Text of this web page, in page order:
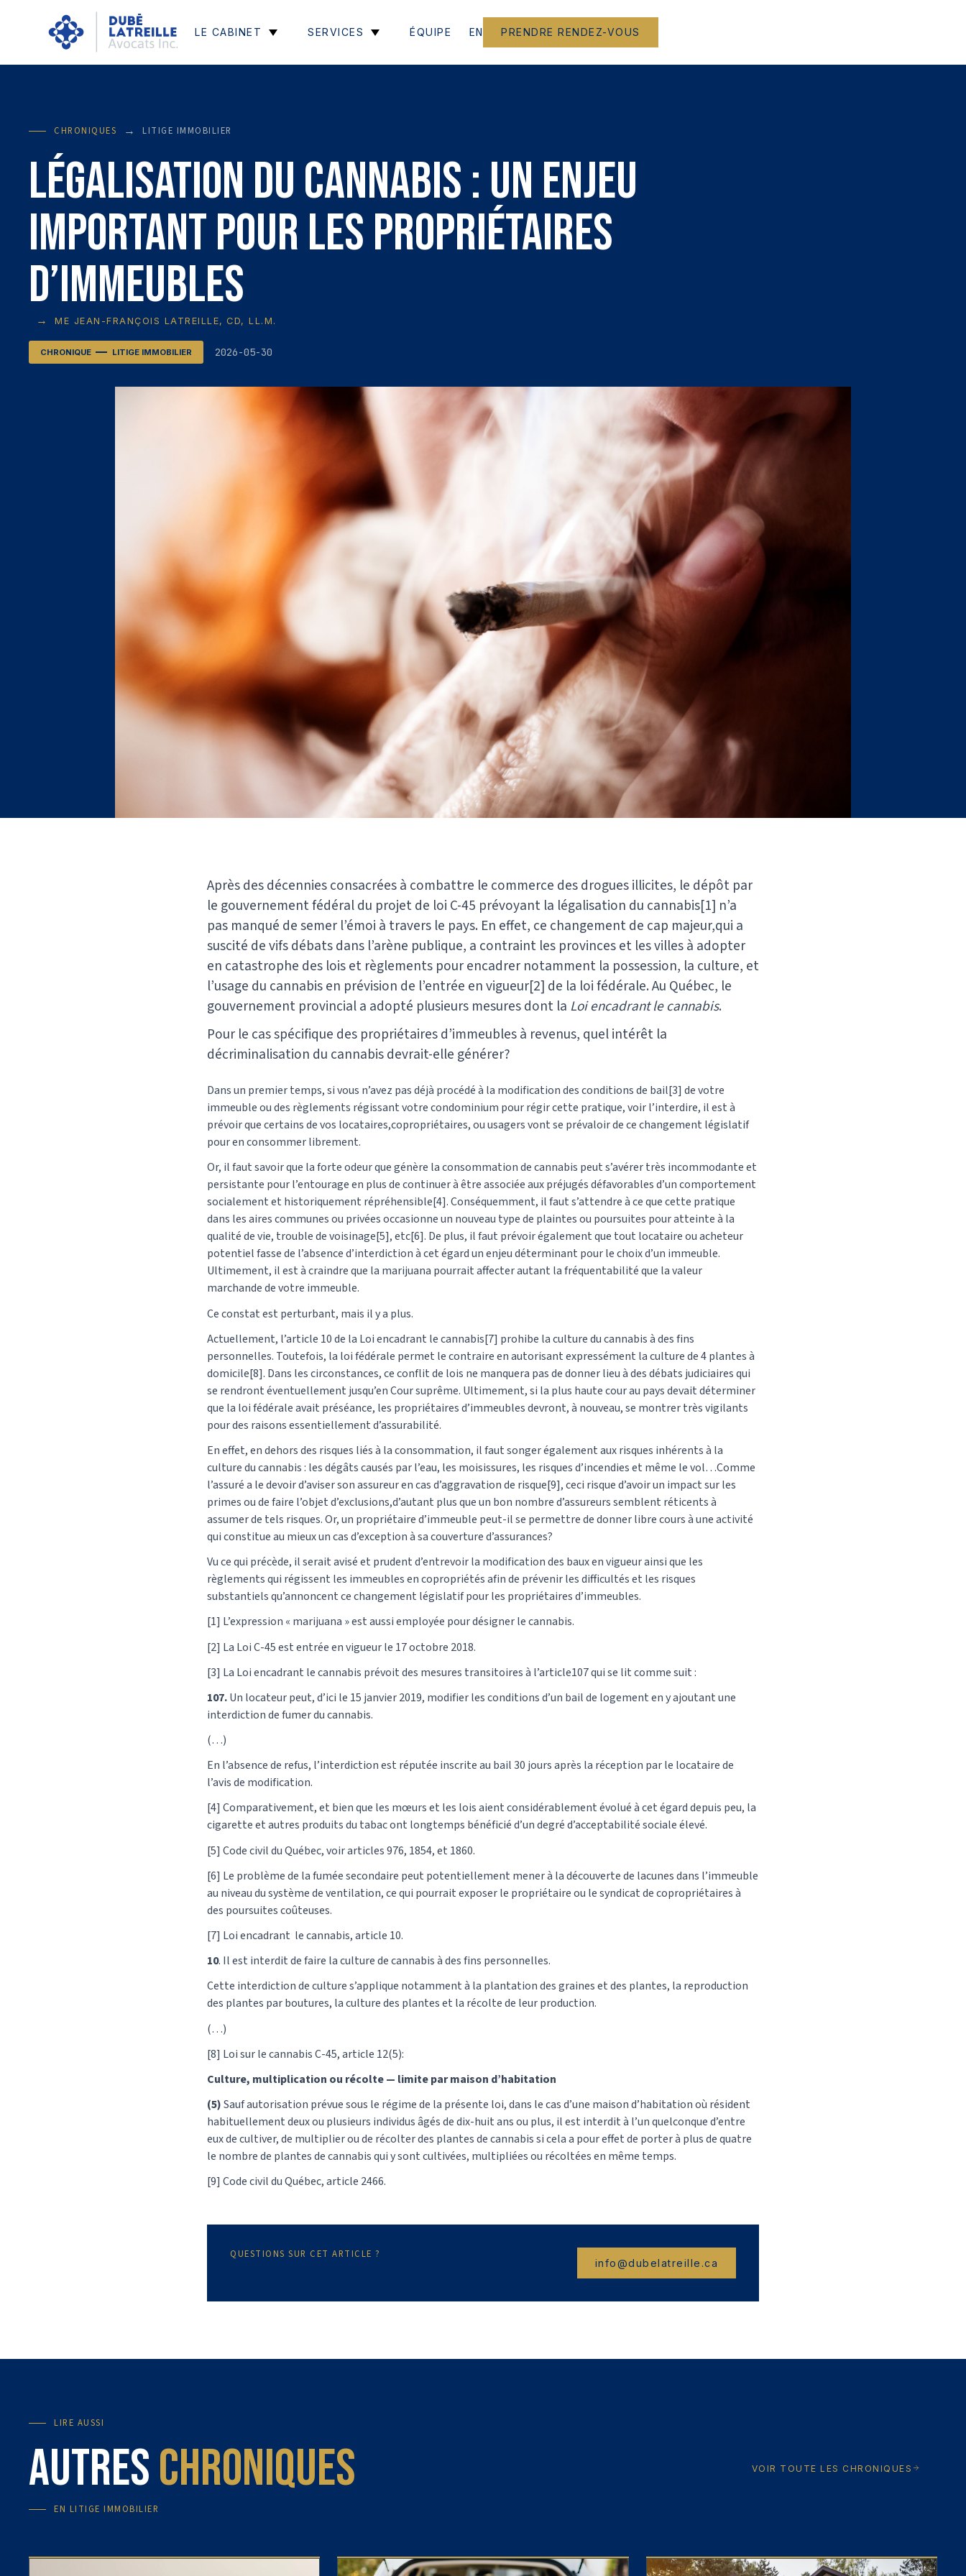
LE CABINET SERVICES ÉQUIPE EN PRENDRE RENDEZ-VOUS
CHRONIQUES → LITIGE IMMOBILIER
Légalisation du cannabis : un enjeu
important pour les propriétaires
d’immeubles
→ ME JEAN-FRANÇOIS LATREILLE, CD, LL.M.
CHRONIQUE LITIGE IMMOBILIER 2026-05-30
Après des décennies consacrées à combattre le commerce des drogues illicites, le dépôt par
le gouvernement fédéral du projet de loi C-45 prévoyant la légalisation du cannabis[1] n’a
pas manqué de semer l’émoi à travers le pays. En effet, ce changement de cap majeur,qui a
suscité de vifs débats dans l’arène publique, a contraint les provinces et les villes à adopter
en catastrophe des lois et règlements pour encadrer notamment la possession, la culture, et
l’usage du cannabis en prévision de l’entrée en vigueur[2] de la loi fédérale. Au Québec, le
gouvernement provincial a adopté plusieurs mesures dont la Loi encadrant le cannabis.
Pour le cas spécifique des propriétaires d’immeubles à revenus, quel intérêt la
décriminalisation du cannabis devrait-elle générer?
Dans un premier temps, si vous n’avez pas déjà procédé à la modification des conditions de bail[3] de votre
immeuble ou des règlements régissant votre condominium pour régir cette pratique, voir l’interdire, il est à
prévoir que certains de vos locataires,copropriétaires, ou usagers vont se prévaloir de ce changement législatif
pour en consommer librement.
Or, il faut savoir que la forte odeur que génère la consommation de cannabis peut s’avérer très incommodante et
persistante pour l’entourage en plus de continuer à être associée aux préjugés défavorables d’un comportement
socialement et historiquement répréhensible[4]. Conséquemment, il faut s’attendre à ce que cette pratique
dans les aires communes ou privées occasionne un nouveau type de plaintes ou poursuites pour atteinte à la
qualité de vie, trouble de voisinage[5], etc[6]. De plus, il faut prévoir également que tout locataire ou acheteur
potentiel fasse de l’absence d’interdiction à cet égard un enjeu déterminant pour le choix d’un immeuble.
Ultimement, il est à craindre que la marijuana pourrait affecter autant la fréquentabilité que la valeur
marchande de votre immeuble.
Ce constat est perturbant, mais il y a plus.
Actuellement, l’article 10 de la Loi encadrant le cannabis[7] prohibe la culture du cannabis à des fins
personnelles. Toutefois, la loi fédérale permet le contraire en autorisant expressément la culture de 4 plantes à
domicile[8]. Dans les circonstances, ce conflit de lois ne manquera pas de donner lieu à des débats judiciaires qui
se rendront éventuellement jusqu’en Cour suprême. Ultimement, si la plus haute cour au pays devait déterminer
que la loi fédérale avait préséance, les propriétaires d’immeubles devront, à nouveau, se montrer très vigilants
pour des raisons essentiellement d’assurabilité.
En effet, en dehors des risques liés à la consommation, il faut songer également aux risques inhérents à la
culture du cannabis : les dégâts causés par l’eau, les moisissures, les risques d’incendies et même le vol…Comme
l’assuré a le devoir d’aviser son assureur en cas d’aggravation de risque[9], ceci risque d’avoir un impact sur les
primes ou de faire l’objet d’exclusions,d’autant plus que un bon nombre d’assureurs semblent réticents à
assumer de tels risques. Or, un propriétaire d’immeuble peut-il se permettre de donner libre cours à une activité
qui constitue au mieux un cas d’exception à sa couverture d’assurances?
Vu ce qui précède, il serait avisé et prudent d’entrevoir la modification des baux en vigueur ainsi que les
règlements qui régissent les immeubles en copropriétés afin de prévenir les difficultés et les risques
substantiels qu’annoncent ce changement législatif pour les propriétaires d’immeubles.
[1] L’expression « marijuana » est aussi employée pour désigner le cannabis.
[2] La Loi C-45 est entrée en vigueur le 17 octobre 2018.
[3] La Loi encadrant le cannabis prévoit des mesures transitoires à l’article107 qui se lit comme suit :
107.Un locateur peut, d’ici le 15 janvier 2019, modifier les conditions d’un bail de logement en y ajoutant une
interdiction de fumer du cannabis.
(…)
En l’absence de refus, l’interdiction est réputée inscrite au bail 30 jours après la réception par le locataire de
l’avis de modification.
[4] Comparativement, et bien que les mœurs et les lois aient considérablement évolué à cet égard depuis peu, la
cigarette et autres produits du tabac ont longtemps bénéficié d’un degré d’acceptabilité sociale élevé.
[5] Code civil du Québec, voir articles 976, 1854, et 1860.
[6] Le problème de la fumée secondaire peut potentiellement mener à la découverte de lacunes dans l’immeuble
au niveau du système de ventilation, ce qui pourrait exposer le propriétaire ou le syndicat de copropriétaires à
des poursuites coûteuses.
[7] Loi encadrant le cannabis, article 10.
10. Il est interdit de faire la culture de cannabis à des fins personnelles.
Cette interdiction de culture s’applique notamment à la plantation des graines et des plantes, la reproduction
des plantes par boutures, la culture des plantes et la récolte de leur production.
(…)
[8] Loi sur le cannabis C-45, article 12(5):
Culture, multiplication ou récolte — limite par maison d’habitation
(5)Sauf autorisation prévue sous le régime de la présente loi, dans le cas d’une maison d’habitation où résident
habituellement deux ou plusieurs individus âgés de dix-huit ans ou plus, il est interdit à l’un quelconque d’entre
eux de cultiver, de multiplier ou de récolter des plantes de cannabis si cela a pour effet de porter à plus de quatre
le nombre de plantes de cannabis qui y sont cultivées, multipliées ou récoltées en même temps.
[9] Code civil du Québec, article 2466.
QUESTIONS SUR CET ARTICLE ?
info@dubelatreille.ca
LIRE AUSSI
AutresChroniques
EN LITIGE IMMOBILIER
VOIR TOUTE LES CHRONIQUES